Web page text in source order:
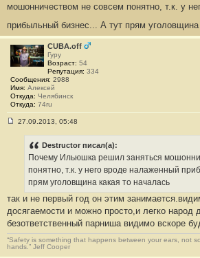
мошонничеством не совсем понятно, т.к. у
прибыльный бизнес... А тут прям уголовщина
CUBA.off
Гуру
Возраст: 54
Репутация: 334
Сообщения: 2988
Имя: Алексей
Откуда: Челябинск
Откуда: 74ru
#
5
27.09.2013, 05:48
Destructor писал(а):
Почему Ильюшка решил заняться
понятно, т.к. у него вроде налаженный
прям уголовщина какая то началась
так и не первый год он этим
досягаемости и можно просто,и легко народ
безответственный парниша видимо вскоре
“Safety is something that happens between your ears, not
hands.” Jeff Cooper